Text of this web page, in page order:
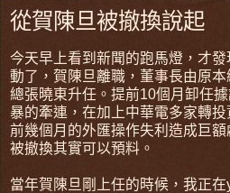
從賀陳旦被撤換說起
今天早上看到新聞的跑馬燈，才
動了，賀陳旦離職，董事長由原
總張曉東升任。提前10個月卸任
暴的牽連，在加上中華電多家轉
前幾個月的外匯操作失利造成巨
被撤換其實可以預料。
當年賀陳旦剛上任的時候，我正